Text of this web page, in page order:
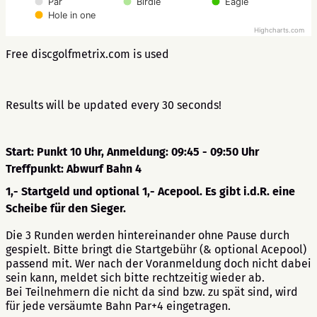
Hole in one
Highcharts.com
Free discgolfmetrix.com is used
Results will be updated every 30 seconds!
Start: Punkt 10 Uhr, Anmeldung: 09:45 - 09:50 Uhr
Treffpunkt: Abwurf Bahn 4
1,- Startgeld und optional 1,- Acepool. Es gibt i.d.R. eine
Scheibe für den Sieger.
Die 3 Runden werden hintereinander ohne Pause durch
gespielt. Bitte bringt die Startgebühr (& optional Acepool)
passend mit. Wer nach der Voranmeldung doch nicht dabei
sein kann, meldet sich bitte rechtzeitig wieder ab.
Bei Teilnehmern die nicht da sind bzw. zu spät sind, wird
für jede versäumte Bahn Par+4 eingetragen.